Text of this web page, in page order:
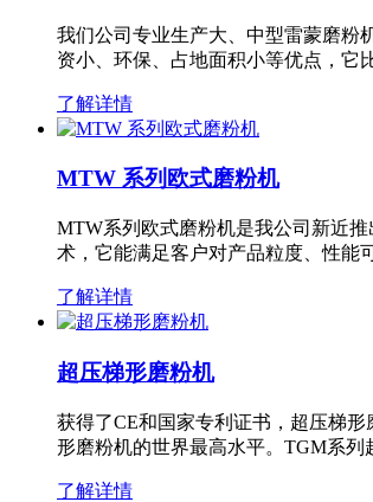
我们公司专业生产大、中型雷蒙磨粉
资小、环保、占地面积小等优点，它
了解详情
MTW 系列欧式磨粉机
MTW系列欧式磨粉机是我公司新近
术，它能满足客户对产品粒度、性能
了解详情
超压梯形磨粉机
获得了CE和国家专利证书，超压梯
形磨粉机的世界最高水平。TGM系
了解详情